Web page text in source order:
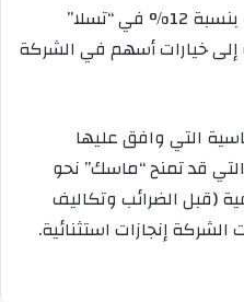
كما يمتلك “إيلون ماسك” حصة بنسبة 12% في “تسلا”
إلى خيارات أسهم في الشركة
التي وافق عليها
قد تمنح “ماسك” نحو
(قبل الضرائب وتكاليف
إنجازات استثنائية.